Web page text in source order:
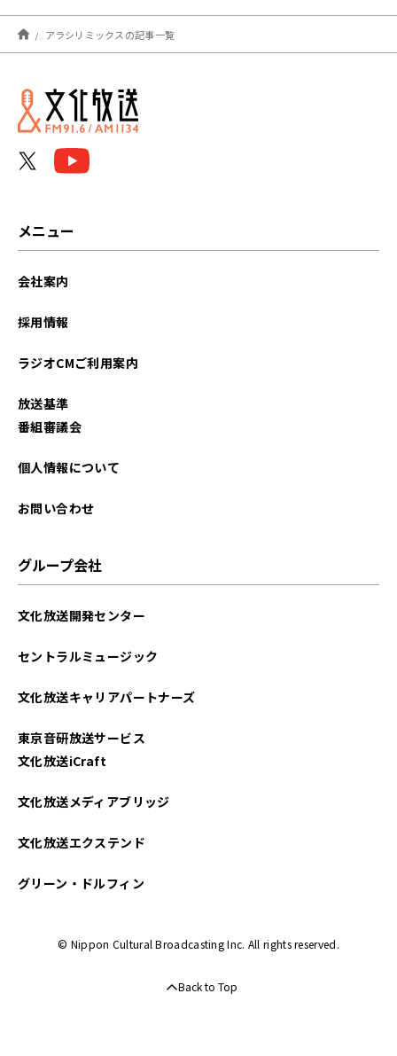
2026年05月
2026年04月
2026年01月
2024年09月
2024年04月
アラシリミックスの記事一覧
メニュー
会社案内
採用情報
ラジオCMご利用案内
放送基準
番組審議会
個人情報について
お問い合わせ
グループ会社
文化放送開発センター
セントラルミュージック
文化放送キャリアパートナーズ
東京音研放送サービス
文化放送iCraft
文化放送メディアブリッジ
文化放送エクステンド
グリーン・ドルフィン
© Nippon Cultural Broadcasting Inc. All rights reserved.
Back to Top